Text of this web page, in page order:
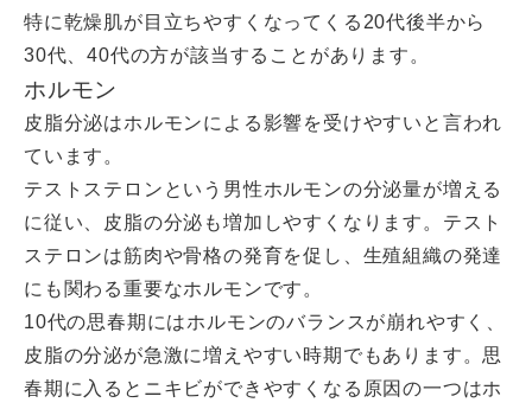
特に乾燥肌が目立ちやすくなってくる20代後半から
30代、40代の方が該当することがあります。
ホルモン
皮脂分泌はホルモンによる影響を受けやすいと言われ
ています。
テストステロンという男性ホルモンの分泌量が増える
に従い、皮脂の分泌も増加しやすくなります。テスト
ステロンは筋肉や骨格の発育を促し、生殖組織の発達
にも関わる重要なホルモンです。
10代の思春期にはホルモンのバランスが崩れやすく、
皮脂の分泌が急激に増えやすい時期でもあります。思
春期に入るとニキビができやすくなる原因の一つはホ